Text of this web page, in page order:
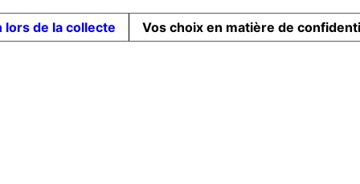
lors de la collecte Vos choix en matière de